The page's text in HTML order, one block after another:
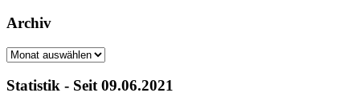
Archiv
Archiv
Statistik - Seit 09.06.2021